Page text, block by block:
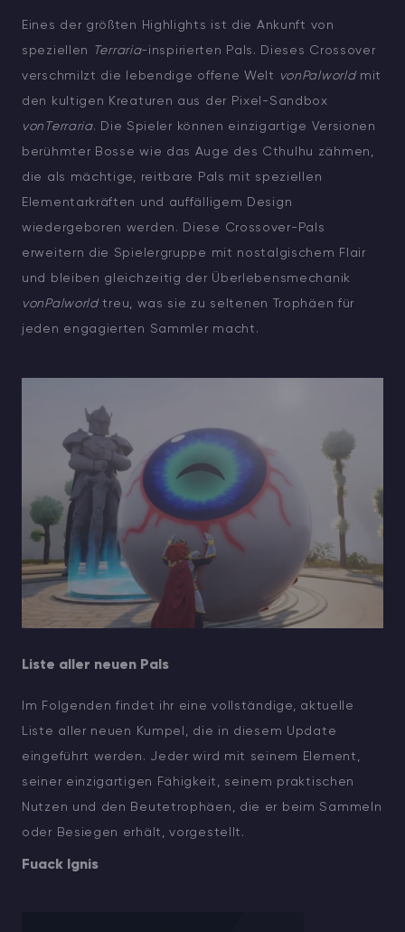
Eines der größten Highlights ist die Ankunft von
speziellen
Terraria-inspirierten Pals. Dieses Crossover
verschmilzt die lebendige offene Welt
vonPalworldmit
den kultigen Kreaturen aus der Pixel-Sandbox
vonTerraria. Die Spieler können einzigartige Versionen
berühmter Bosse wie das Auge des Cthulhu zähmen,
die als mächtige, reitbare Pals mit speziellen
Elementarkräften und auffälligem Design
wiedergeboren werden. Diese Crossover-Pals
erweitern die Spielergruppe mit nostalgischem Flair
und bleiben gleichzeitig der Überlebensmechanik
vonPalworldtreu, was sie zu seltenen Trophäen für
jeden engagierten Sammler macht.
Liste aller neuen Pals
Im Folgenden findet ihr eine vollständige, aktuelle
Liste aller neuen Kumpel, die in diesem Update
eingeführt werden. Jeder wird mit seinem Element,
seiner einzigartigen Fähigkeit, seinem praktischen
Nutzen und den Beutetrophäen, die er beim Sammeln
oder Besiegen erhält, vorgestellt.
Fuack Ignis